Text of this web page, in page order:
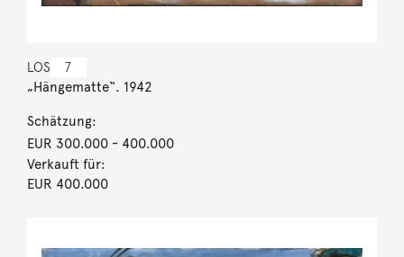
LOS 7
„Hängematte“. 1942
Schätzung:
EUR 300.000- 400.000
Verkauft für:
EUR 400.000